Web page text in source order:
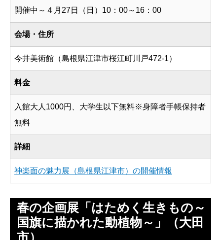
開催中～４月27日（日）10：00～16：00
会場・住所
今井美術館（島根県江津市桜江町川戸472-1）
料金
入館大人1000円、大学生以下無料※身障者手帳保持者
無料
詳細
神楽面の魅力展（島根県江津市）の開催情報
春の企画展「はためく生きもの～
国旗に描かれた動植物～」（大田
市）